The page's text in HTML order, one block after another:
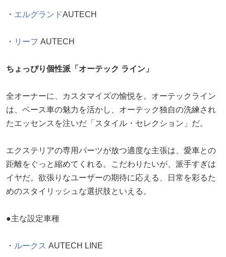
・ エルグランドAUTECH
・ リーフ AUTECH
ちょっぴり個性派「オーテック ライン」
全オーナーに、カスタマイズの愉悦を。オーテックライン
は、ベース車の魅力を活かし、オーテック独自の洗練され
たエッセンスを注いだ「スタイル・セレクション」だ。
エクステリアの専用パーツが放つ適度な主張は、愛車との
距離をぐっと縮めてくれる。こだわりたいが、派手すぎは
イヤだ。欲張りなユーザーの期待に応える、日常を彩るた
めのスタイリッシュな選択肢といえる。
●主な設定車種
・ ルークス AUTECH LINE